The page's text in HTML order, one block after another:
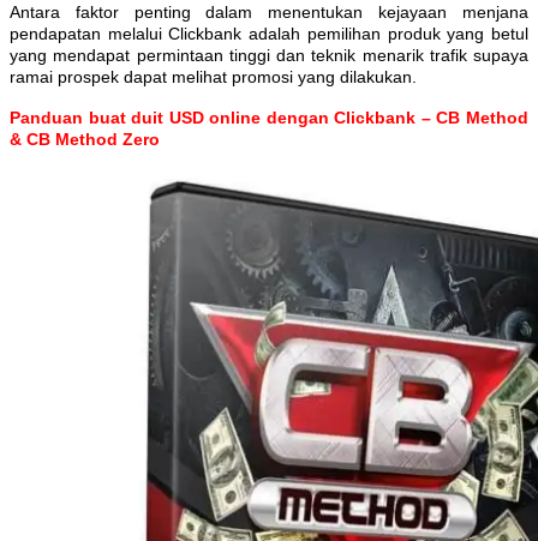
Antara faktor penting dalam menentukan kejayaan menjana
pendapatan melalui Clickbank adalah pemilihan produk yang betul
yang mendapat permintaan tinggi dan teknik menarik trafik supaya
ramai prospek dapat melihat promosi yang dilakukan.
Panduan buat duit USD online dengan Clickbank – CB Method
& CB Method Zero